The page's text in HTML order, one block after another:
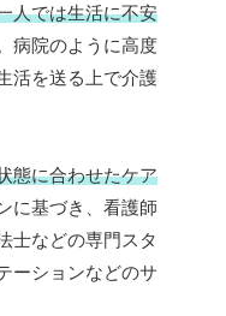
人では生活に不安
病院のように高度
活を送る上で介護
態に合わせたケア
に基づき、看護師
士などの専門スタ
ーションなどのサ